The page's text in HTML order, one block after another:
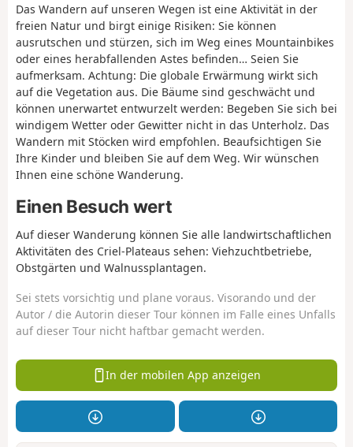
Das Wandern auf unseren Wegen ist eine Aktivität in der
freien Natur und birgt einige Risiken: Sie können
ausrutschen und stürzen, sich im Weg eines Mountainbikes
oder eines herabfallenden Astes befinden… Seien Sie
aufmerksam. Achtung: Die globale Erwärmung wirkt sich
auf die Vegetation aus. Die Bäume sind geschwächt und
können unerwartet entwurzelt werden: Begeben Sie sich bei
windigem Wetter oder Gewitter nicht in das Unterholz. Das
Wandern mit Stöcken wird empfohlen. Beaufsichtigen Sie
Ihre Kinder und bleiben Sie auf dem Weg. Wir wünschen
Ihnen eine schöne Wanderung.
Einen Besuch wert
Auf dieser Wanderung können Sie alle landwirtschaftlichen
Aktivitäten des Criel-Plateaus sehen: Viehzuchtbetriebe,
Obstgärten und Walnussplantagen.
Sei stets vorsichtig und plane voraus. Visorando und der
Autor / die Autorin dieser Tour können im Falle eines Unfalls
auf dieser Tour nicht haftbar gemacht werden.
In der mobilen App anzeigen